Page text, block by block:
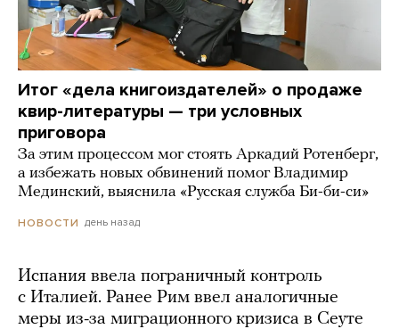
Итог «дела книгоиздателей» о продаже
квир-литературы — три условных
приговора
За этим процессом мог стоять Аркадий Ротенберг,
а избежать новых обвинений помог Владимир
Мединский, выяснила «Русская служба Би-би-си»
НОВОСТИ день назад
Испания ввела пограничный контроль
с Италией. Ранее Рим ввел аналогичные
меры из-за миграционного кризиса в Сеуте